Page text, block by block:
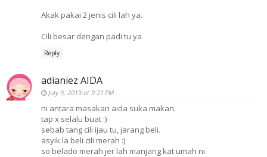
Akak pakai 2 jenis cili lah ya.
Cili besar dengan padi tu ya
Reply
adianiez AIDA
July 9, 2019 at 9:21 PM
ni antara masakan aida suka makan.
tap x selalu buat :)
sebab tang cili ijau tu, jarang beli.
asyik la beli cili merah :)
so belado merah jer lah manjang kat umah ni.